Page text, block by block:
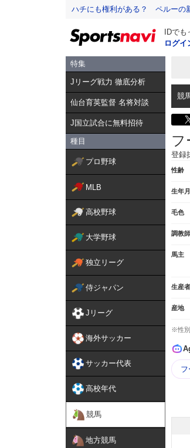
ハチにも権利がある？ ペルーの
IDで
ログイ
特集
Jリーグ戦力 徹底分析
仙台育英監督 名将対談
J国立試合に無料招待
種目
プロ野球
MLB
高校野球
大学野球
独立リーグ
侍ジャパン
Jリーグ
海外サッカー
サッカー代表
高校年代
競馬
地方競馬
競
フ
登録
性齢
生年
毛色
調教
馬主
生産者
産地
※性